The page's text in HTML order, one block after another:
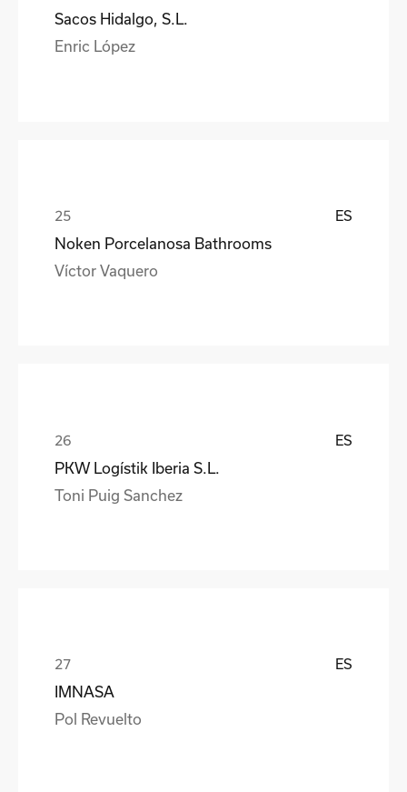
Sacos Hidalgo, S.L.
Enric López
ES
Noken Porcelanosa Bathrooms
Víctor Vaquero
ES
PKW Logístik Iberia S.L.
Toni Puig Sanchez
ES
IMNASA
Pol Revuelto